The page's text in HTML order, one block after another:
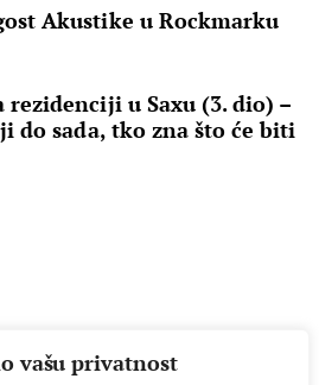
vašu privatnost
Akustike u Rockmarku
rezidenciji u Saxu (3. dio) –
do sada, tko zna što će biti